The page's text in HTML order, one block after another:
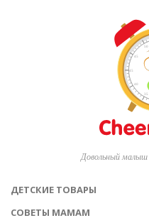
Довольный
ДЕТСКИЕ ТОВАРЫ
СОВЕТЫ МАМАМ